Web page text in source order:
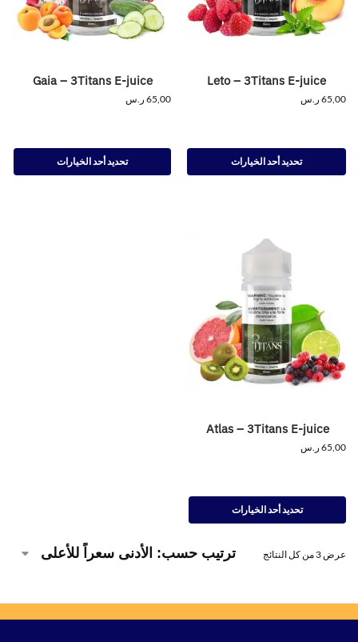
Leto – 3Titans E-juice
65,00 ر.س
تحديد أحد الخيارات
Gaia – 3Titans E-juice
65,00 ر.س
تحديد أحد الخيارات
Atlas – 3Titans E-juice
65,00 ر.س
تحديد أحد الخيارات
عرض ⁦3⁩ من كل النتائج